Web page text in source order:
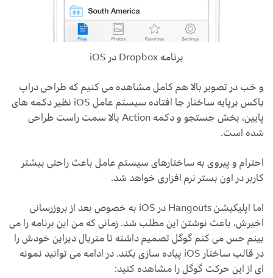
برنامه Dropbox در iOS
و خب در تصویر بالا هم کامل مشاهده می کنیم که طراحی دراپ
باکس برپایه ساختار جا افتاده سیستم عامل iOS نظیر دکمه های
پایین، بخش جستجو و دکمه Action بالا سمت راست طراحی
شده است.
احترام و پیروی به ساختارهای سیستم عامل باعث راحتی بیشتر
کاربر در اون بستر نرم افزاری خواهد شد.
اما اپلیکیشن Hangouts در iOS به خصوص بعد از بروزرسانی
اخیرش، باعث نوشتن این مطلب شد. زمانی که من این برنامه را می
بینم حس می کنم گوگل تصمیم داشته تا متریال دیزاین خودش را
در قالب ساختار iOS پیاده سازی بکند. در ادامه می توانید نمونه
ای از این حرکت گوگل را مشاهده کنید: